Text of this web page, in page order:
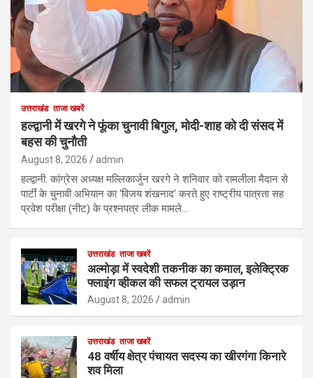
उत्तराखंड ताजा खबरें
हल्द्वानी में खरगे ने फूंका चुनावी बिगुल, मोदी-शाह को दी संसद में
बहस की चुनौती
August 8, 2026 admin
हल्द्वानी: कांग्रेस अध्यक्ष मल्लिकार्जुन खरगे ने शनिवार को रामलीला मैदान से
पार्टी के चुनावी अभियान का ‘विजय शंखनाद’ करते हुए राष्ट्रीय पात्रता सह
प्रवेश परीक्षा (नीट) के प्रश्नपत्र लीक मामले…
उत्तराखंड ताजा खबरें
अल्मोड़ा में स्वदेशी तकनीक का कमाल, इलेक्ट्रिक
फ्लाइंग व्हीकल की सफल ट्रायल उड़ान
August 8, 2026 admin
उत्तराखंड ताजा खबरें
48 वर्षीय क्षेत्र पंचायत सदस्य का खीरगंगा किनारे
शव मिला